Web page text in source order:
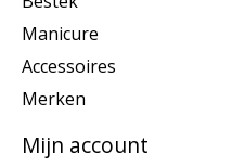
Manicure
Accessoires
Merken
Mijn account